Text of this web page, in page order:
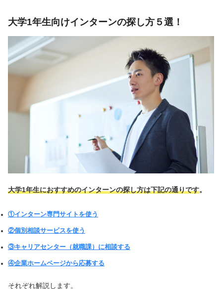
大学1年生向けインターンの探し方５選！
大学1年生におすすめのインターンの探し方は下記の通りです。
①インターン専門サイトを使う
②個別相談サービスを使う
③キャリアセンター（就職課）に相談する
④企業ホームページから応募する
それぞれ解説します。